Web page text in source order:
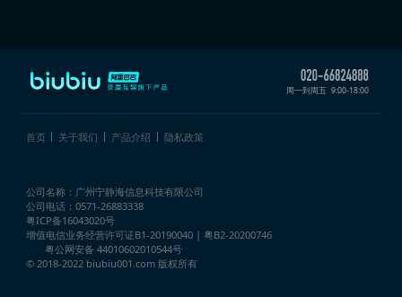
周一到周五 9:00-18:00
首页 关于我们 产品介绍 隐私政策
公司名称：广州宁静海信息科技有限公司
公司电话：0571-26883338
粤ICP备16043020号
增值电信业务经营许可证B1-20190040 | 粤B2-20200746
粤公网安备 44010602010544号
© 2018-2022 biubiu001.com 版权所有